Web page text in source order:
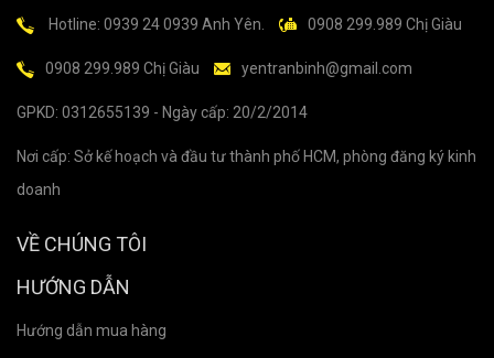
Hotline: 0939 24 0939 Anh Yên. 0908 299.989 Chị Giàu
0908 299.989 Chị Giàu yentranbinh@gmail.com
GPKD: 0312655139 - Ngày cấp: 20/2/2014
Nơi cấp: Sở kế hoạch và đầu tư thành phố HCM, phòng đăng ký kinh
doanh
VỀ CHÚNG TÔI
HƯỚNG DẪN
Hướng dẫn mua hàng